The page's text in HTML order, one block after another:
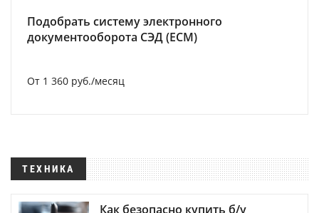
Подобрать систему электронного
документооборота СЭД (ECM)
От 1 360 руб./месяц
ТЕХНИКА
Как безопасно купить б/у